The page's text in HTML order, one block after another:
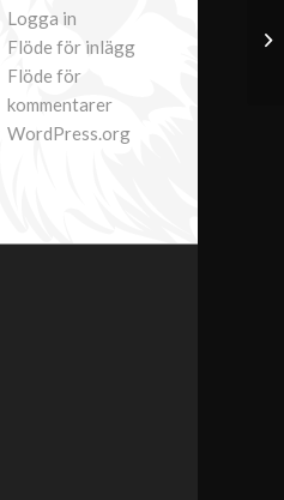
Logga in
Flöde för inlägg
Flöde för
kommentarer
WordPress.org